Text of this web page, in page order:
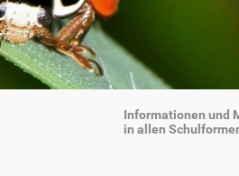
Informationen und
in allen